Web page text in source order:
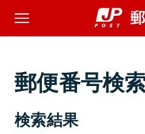
郵便番号検
検索結果